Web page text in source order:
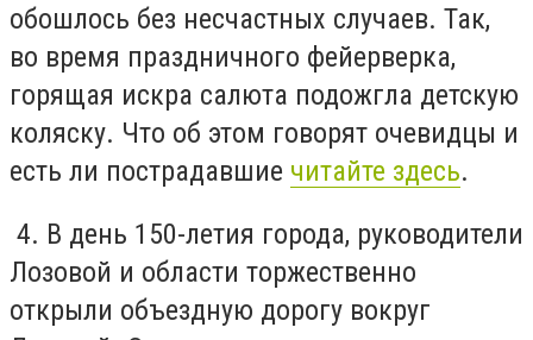
обошлось без несчастных случаев. Так,
во время праздничного фейерверка,
горящая искра салюта подожгла детскую
коляску. Что об этом говорят очевидцы и
есть ли пострадавшие читайте здесь.
4. В день 150-летия города, руководители
Лозовой и области торжественно
открыли объездную дорогу вокруг